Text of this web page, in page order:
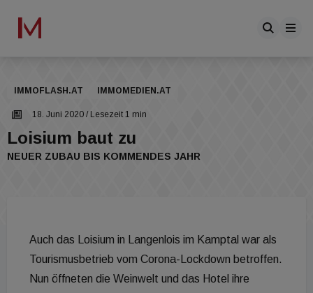
IMMOFLASH.AT IMMOMEDIEN.AT
18. Juni 2020 / Lesezeit 1 min
Loisium baut zu
NEUER ZUBAU BIS KOMMENDES JAHR
Auch das Loisium in Langenlois im Kamptal war als
Tourismusbetrieb vom Corona-Lockdown betroffen.
Nun öffneten die Weinwelt und das Hotel ihre